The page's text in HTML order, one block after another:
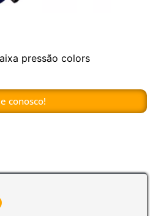
pressão colors
conosco!